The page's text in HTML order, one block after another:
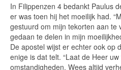
In Filippenzen 4 bedankt Paulus
er was toen hij het moeilijk had.
gestuurd om mijn tekorten aan te
gedaan te delen in mijn
De apostel wijst er echter ook op
enige is dat telt. “Laat de Heer
omstandigheden. Wees altijd